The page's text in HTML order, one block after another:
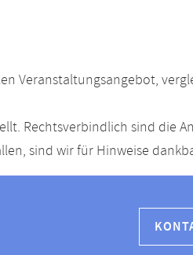
Veranstaltungsangebot,
Rechtsverbindlich sind die
sind wir für Hinweise